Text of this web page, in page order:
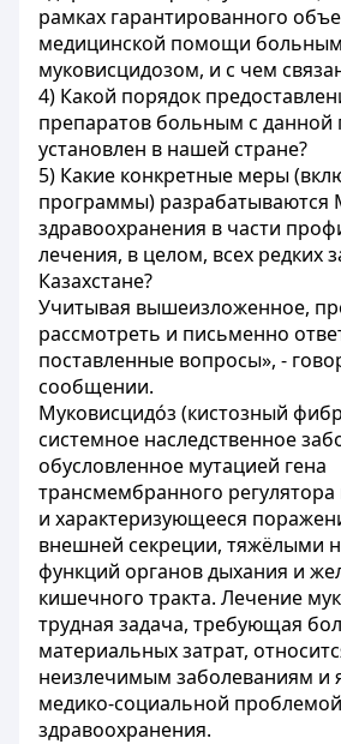
рамках гарантированного
медицинской помощи больным
муковисцидозом, и с чем
4) Какой порядок
препаратов больным с данной
установлен в нашей стране?
5) Какие конкретные меры
программы) разрабатываются
здравоохранения в части
лечения, в целом, всех редких
Казахстане?
Учитывая вышеизложенное,
рассмотреть и письменно
поставленные вопросы», -
сообщении.
Муковисцидо́з (кистозный
системное наследственное
обусловленное мутацией гена
трансмембранного
и характеризующееся
внешней секреции, тяжёлыми
функций органов дыхания и
кишечного тракта. Лечение
трудная задача, требующая
материальных затрат,
неизлечимым заболеваниям и
медико-социальной проблемой
здравоохранения.